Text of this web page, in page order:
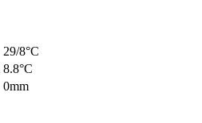
29/8°C
8.8°C
0mm